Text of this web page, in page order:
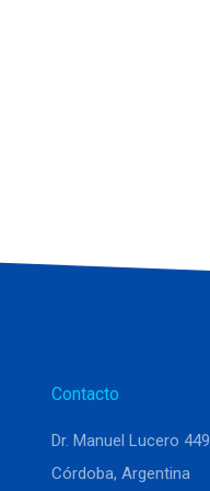
Contacto
Dr. Manuel Lucero 449
Córdoba, Argentina